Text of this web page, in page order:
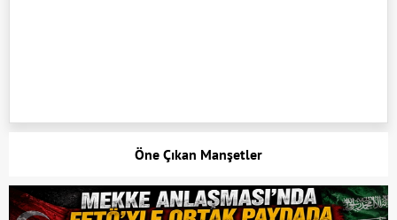
Öne Çıkan Manşetler